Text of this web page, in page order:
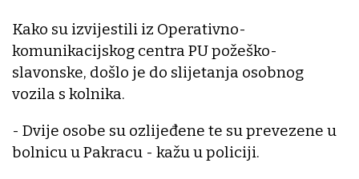
Kako su izvijestili iz Operativno-
komunikacijskog centra PU požeško-
slavonske, došlo je do slijetanja osobnog
vozila s kolnika.
- Dvije osobe su ozlijeđene te su prevezene u
bolnicu u Pakracu - kažu u policiji.